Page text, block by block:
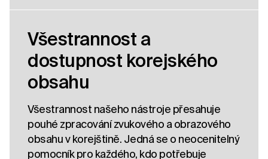
Všestrannost a
dostupnost korejského
obsahu
Všestrannost našeho nástroje přesahuje
pouhé zpracování zvukového a obrazového
obsahu v korejštině. Jedná se o neocenitelný
pomocník pro každého, kdo potřebuje